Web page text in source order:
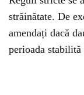
străinătate. De
amendați dacă
perioada